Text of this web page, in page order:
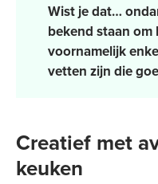
Wist je dat…
bekend staan
voornamelijk
vetten zijn die
Creatief met
keuken